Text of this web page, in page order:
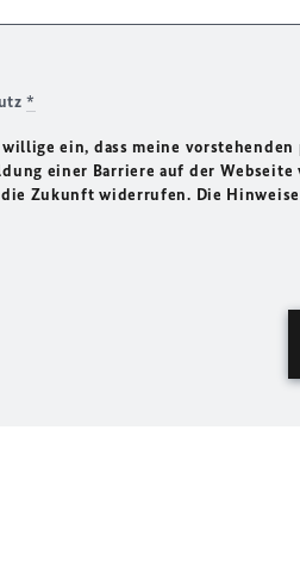
*
ein, dass meine vorstehenden
einer Barriere auf der
Zukunft widerrufen. Die Hinweise